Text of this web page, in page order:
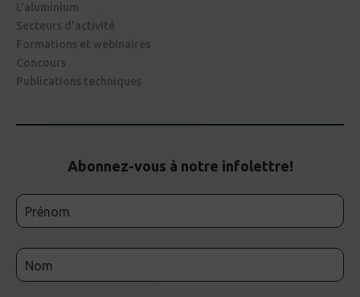
L'aluminium
Secteurs d'activité
Formations et webinaires
Concours
Publications techniques
Abonnez-vous à notre infolettre!